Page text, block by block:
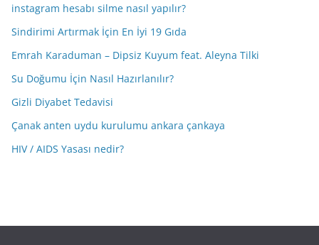
instagram hesabı silme nasıl yapılır?
Sindirimi Artırmak İçin En İyi 19 Gıda
Emrah Karaduman – Dipsiz Kuyum feat. Aleyna Tilki
Su Doğumu İçin Nasıl Hazırlanılır?
Gizli Diyabet Tedavisi
Çanak anten uydu kurulumu ankara çankaya
HIV / AIDS Yasası nedir?